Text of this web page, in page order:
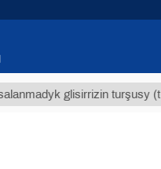
glisirrizin turşusy (t.)